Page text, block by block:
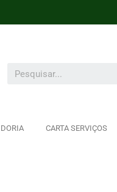
CARTA SERVIÇOS